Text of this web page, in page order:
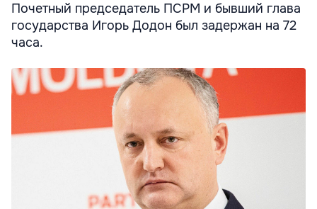
Почетный председатель ПСРМ и бывший глава
государства Игорь Додон был задержан на 72
часа.